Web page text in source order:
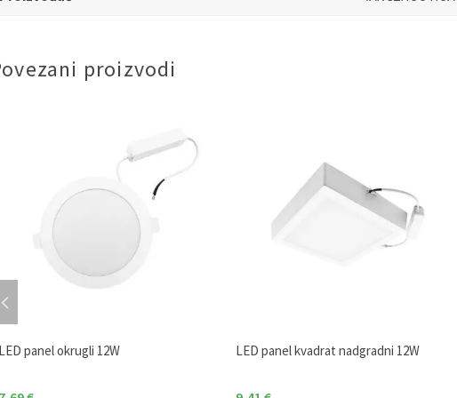
proizvodi
LED panel okrugli 12W LED panel kvadrat nadgradni 12W